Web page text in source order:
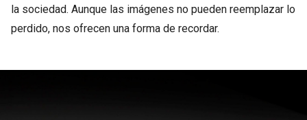
la sociedad. Aunque las imágenes no pueden reemplazar lo
perdido, nos ofrecen una forma de recordar.